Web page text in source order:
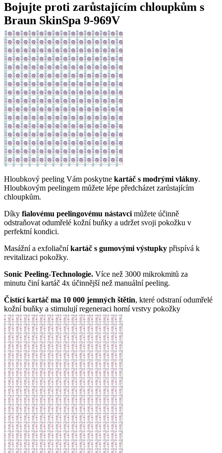
Bojujte proti zarůstajícím chloupkům s
Braun SkinSpa 9-969V
Hloubkový peeling Vám poskytne kartáč s modrými vlákny.
Hloubkovým peelingem můžete lépe předcházet zarůstajícím
chloupkům.
Díky fialovému peelingovému nástavci můžete účinně
odstraňovat odumřelé kožní buňky a udržet svoji pokožku v
perfektní kondici.
Masážní a exfoliačníkartáč s gumovými výstupky přispívá k
revitalizaci pokožky.
Sonic Peeling-Technologie. Více než 3000 mikrokmitů za
minutu činí kartáč 4x účinnější než manuální peeling.
Čistící kartáč ma 10 000 jemných štětin, které odstraní odumřelé
kožní buňky a stimulují regeneraci horní vrstvy pokožky